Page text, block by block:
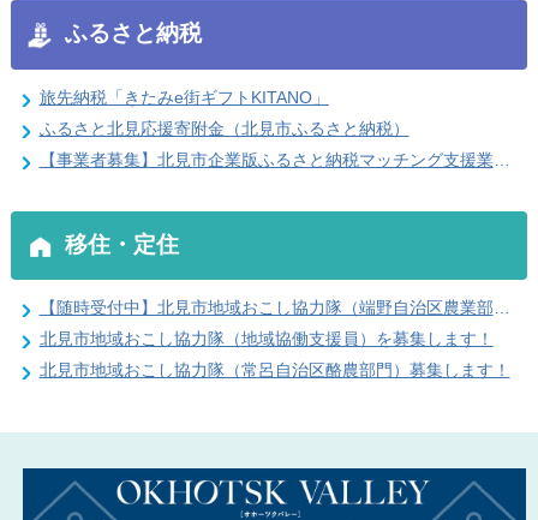
ふるさと納税
旅先納税「きたみe街ギフトKITANO」
ふるさと北見応援寄附金（北見市ふるさと納税）
【事業者募集】北見市企業版ふるさと納税マッチング支援業務 受託事業者を募集します
移住・定住
【随時受付中】北見市地域おこし協力隊（端野自治区農業部門）を募集します！
北見市地域おこし協力隊（地域協働支援員）を募集します！
北見市地域おこし協力隊（常呂自治区酪農部門）募集します！